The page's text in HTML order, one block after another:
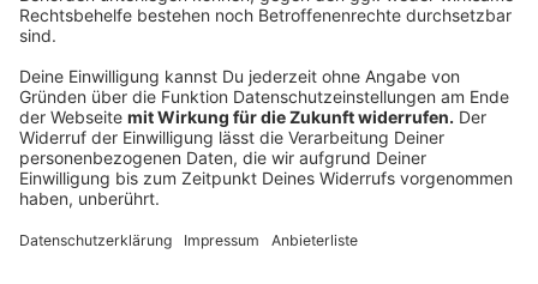
Fahrprüfer in Rente sollen zurückgeholt
werden
Anzeige